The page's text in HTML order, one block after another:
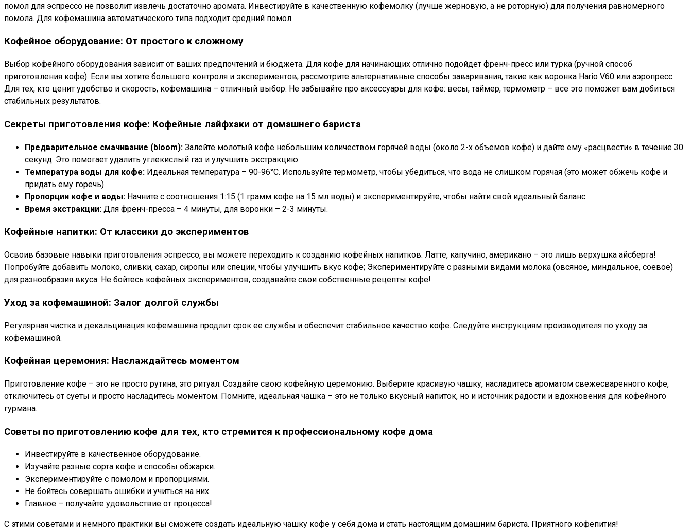
помол для эспрессо не позволит извлечь достаточно аромата. Инвестируйте в качественную кофемолку (лучше жерновую, а не роторную) для получения равномерного
помола. Для кофемашина автоматического типа подходит средний помол.
Кофейное оборудование: От простого к сложному
Выбор кофейного оборудования зависит от ваших предпочтений и бюджета. Для кофе для начинающих отлично подойдет френч-пресс или турка (ручной способ
приготовления кофе). Если вы хотите большего контроля и экспериментов, рассмотрите альтернативные способы заваривания, такие как воронка Hario V60 или аэропресс.
Для тех, кто ценит удобство и скорость, кофемашина – отличный выбор. Не забывайте про аксессуары для кофе: весы, таймер, термометр – все это поможет вам добиться
стабильных результатов.
Секреты приготовления кофе: Кофейные лайфхаки от домашнего бариста
Предварительное смачивание (bloom): Залейте молотый кофе небольшим количеством горячей воды (около 2-х объемов кофе) и дайте ему «расцвести» в течение 30
секунд. Это помогает удалить углекислый газ и улучшить экстракцию.
Температура воды для кофе: Идеальная температура – 90-96°C. Используйте термометр, чтобы убедиться, что вода не слишком горячая (это может обжечь кофе и
придать ему горечь).
Пропорции кофе и воды: Начните с соотношения 1:15 (1 грамм кофе на 15 мл воды) и экспериментируйте, чтобы найти свой идеальный баланс.
Время экстракции: Для френч-пресса – 4 минуты, для воронки – 2-3 минуты.
Кофейные напитки: От классики до экспериментов
Освоив базовые навыки приготовления эспрессо, вы можете переходить к созданию кофейных напитков. Латте, капучино, американо – это лишь верхушка айсберга!
Попробуйте добавить молоко, сливки, сахар, сиропы или специи, чтобы улучшить вкус кофе; Экспериментируйте с разными видами молока (овсяное, миндальное, соевое)
для разнообразия вкуса. Не бойтесь кофейных экспериментов, создавайте свои собственные рецепты кофе!
Уход за кофемашиной: Залог долгой службы
Регулярная чистка и декальцинация кофемашина продлит срок ее службы и обеспечит стабильное качество кофе. Следуйте инструкциям производителя по уходу за
кофемашиной.
Кофейная церемония: Наслаждайтесь моментом
Приготовление кофе – это не просто рутина, это ритуал. Создайте свою кофейную церемонию. Выберите красивую чашку, насладитесь ароматом свежесваренного кофе,
отключитесь от суеты и просто насладитесь моментом. Помните, идеальная чашка – это не только вкусный напиток, но и источник радости и вдохновения для кофейного
гурмана.
Советы по приготовлению кофе для тех, кто стремится к профессиональному кофе дома
Инвестируйте в качественное оборудование.
Изучайте разные сорта кофе и способы обжарки.
Экспериментируйте с помолом и пропорциями.
Не бойтесь совершать ошибки и учиться на них.
Главное – получайте удовольствие от процесса!
С этими советами и немного практики вы сможете создать идеальную чашку кофе у себя дома и стать настоящим домашним бариста. Приятного кофепития!